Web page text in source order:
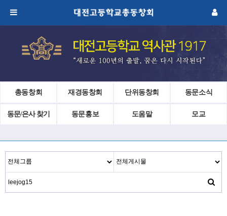
총동창회 재경동창회 단위동창회 동문소식
동문/은사 찾기 동문홍보 도움말 모교